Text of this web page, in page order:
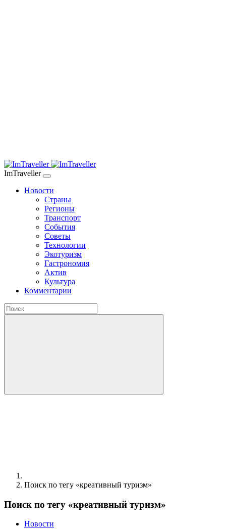
ImTraveller
Новости
Страны
Регионы
Транспорт
События
Советы
Технологии
Экотуризм
Гастрономия
Актив
Культура
Комментарии
Поиск по тегу «креативный туризм»
Поиск по тегу «креативный туризм»
Новости